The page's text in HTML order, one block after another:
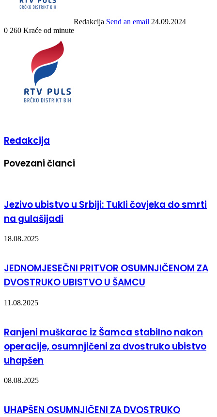
Redakcija Send an email 24.09.2024
0 260 Kraće od minute
Redakcija
Povezani članci
Jezivo ubistvo u Srbiji: Tukli čovjeka do smrti
na gulašijadi
18.08.2025
JEDNOMJESEČNI PRITVOR OSUMNJIČENOM ZA
DVOSTRUKO UBISTVO U ŠAMCU
11.08.2025
Ranjeni muškarac iz Šamca stabilno nakon
operacije, osumnjičeni za dvostruko ubistvo
uhapšen
08.08.2025
UHAPŠEN OSUMNJIČENI ZA DVOSTRUKO